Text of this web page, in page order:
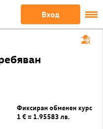
Вход
Фиксиран обменен курс
1 € = 1.95583 лв.